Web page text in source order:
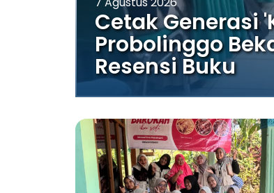
7 Agustus 2026
Cetak Generasi
Probolinggo
Resensi Buku